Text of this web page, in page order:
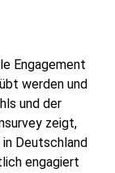
Engagement
werden und
und der
zeigt,
Deutschland
engagiert